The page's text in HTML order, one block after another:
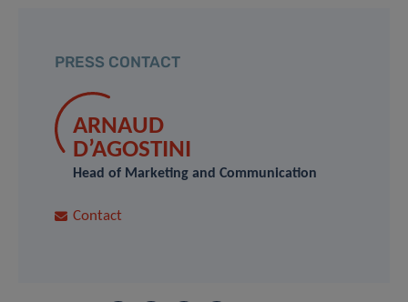
PRESS CONTACT
ARNAUD
D’AGOSTINI
Head of Marketing and Communication
Contact